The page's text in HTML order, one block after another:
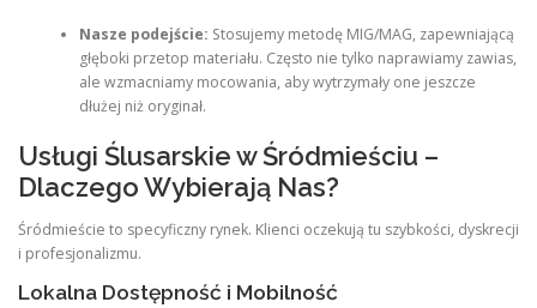
Nasze podejście: Stosujemy metodę MIG/MAG, zapewniającą
głęboki przetop materiału. Często nie tylko naprawiamy zawias,
ale wzmacniamy mocowania, aby wytrzymały one jeszcze
dłużej niż oryginał.
Usługi Ślusarskie w Śródmieściu –
Dlaczego Wybierają Nas?
Śródmieście to specyficzny rynek. Klienci oczekują tu szybkości, dyskrecji
i profesjonalizmu.
Lokalna Dostępność i Mobilność